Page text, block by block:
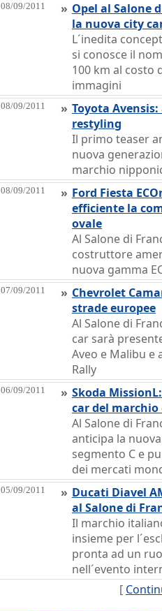
08/09/2011 » Opel al Salone
la nuova city
L´inedita
si conosce il
100 km al costo
immagini
08/09/2011 » Toyota
restyling
Il primo teaser
nuova
marchio
08/09/2011 » Ford Fiesta
efficiente la
ovale
Al Salone di
costruttore
nuova gamma
07/09/2011 » Chevrolet
strade europee
Al Salone di
car sarà
Aveo e Malibu e
Rally
06/09/2011 » Skoda
car del marchio
Al Salone di
anticipa la
segmento C e
dei mercati
05/09/2011 » Ducati Diavel
al Salone di
Il marchio
insieme per
pronta ad un
nell´evento
[